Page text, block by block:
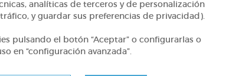
analíticas de terceros y de personalización
y guardar sus preferencias de privacidad).
pulsando el botón “Aceptar” o configurarlas o
en “configuración avanzada”.